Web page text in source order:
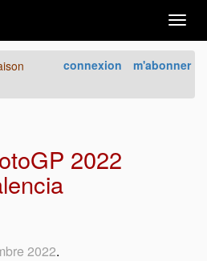
connexion m'abonner
2022
2022.